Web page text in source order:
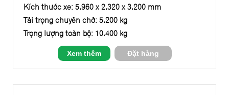
Kích thước xe: 5.960 x 2.320 x 3.200 mm
Tải trọng chuyên chở: 5.200 kg
Trọng lượng toàn bộ: 10.400 kg
Xem thêm Đặt hàng